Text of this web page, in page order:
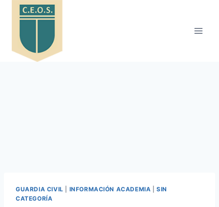
Saltar
GUARDIA CIVIL INFORMACIÓN ACADEMIA |SIN
CATEGORÍA